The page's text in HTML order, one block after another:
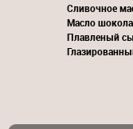
Сливочное
Масло
Плавленый